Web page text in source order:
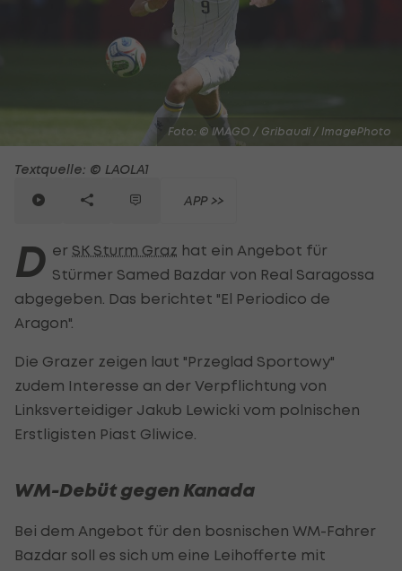
Foto: © IMAGO / Gribaudi / ImagePhoto
Textquelle: © LAOLA1
APP >>
D er SK Sturm Graz hat ein Angebot für
Stürmer Samed Bazdar von Real Saragossa
abgegeben. Das berichtet "El Periodico de
Aragon".
Die Grazer zeigen laut "Przeglad Sportowy"
zudem Interesse an der Verpflichtung von
Linksverteidiger Jakub Lewicki vom polnischen
Erstligisten Piast Gliwice.
WM-Debüt gegen Kanada
Bei dem Angebot für den bosnischen WM-Fahrer
Bazdar soll es sich um eine Leihofferte mit